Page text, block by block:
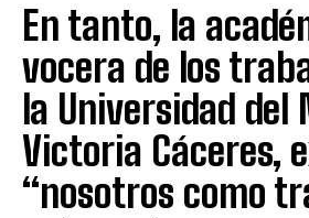
En tanto, la
vocera de los
la Universidad del
Victoria Cáceres,
“nosotros como